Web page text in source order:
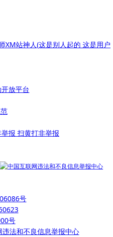
站神人(这是别人起的 这是用户
开放平台
报 扫黄打非举报
号
号
违法和不良信息举报中心